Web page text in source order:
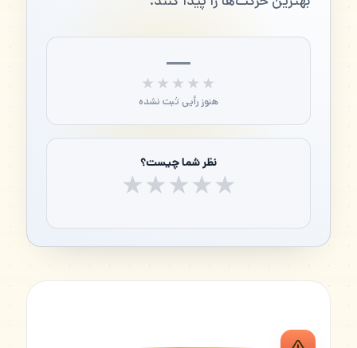
—
★★★★★
هنوز رأیی ثبت نشده
نظر شما چیست؟
★★★★★